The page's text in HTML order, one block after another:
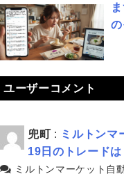
ユーザーコメント
兜町 : ミルトンマ
19日のトレード
ミルトンマーケット自